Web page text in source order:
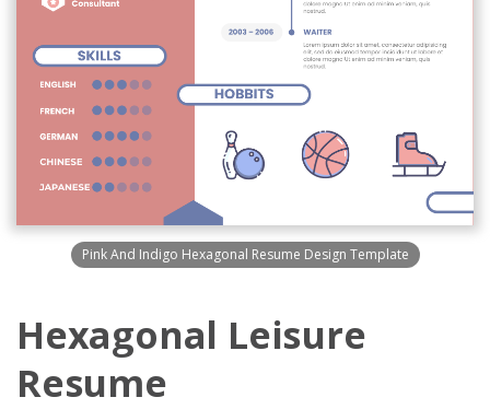
Pink And Indigo Hexagonal Resume Design Template
Hexagonal Leisure
Resume